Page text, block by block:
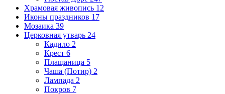
Храмовая живопись 12
Иконы праздников 17
Мозаика 39
Церковная утварь 24
Кадило 2
Крест 6
Плащаница 5
Чаша (Потир) 2
Лампада 2
Покров 7